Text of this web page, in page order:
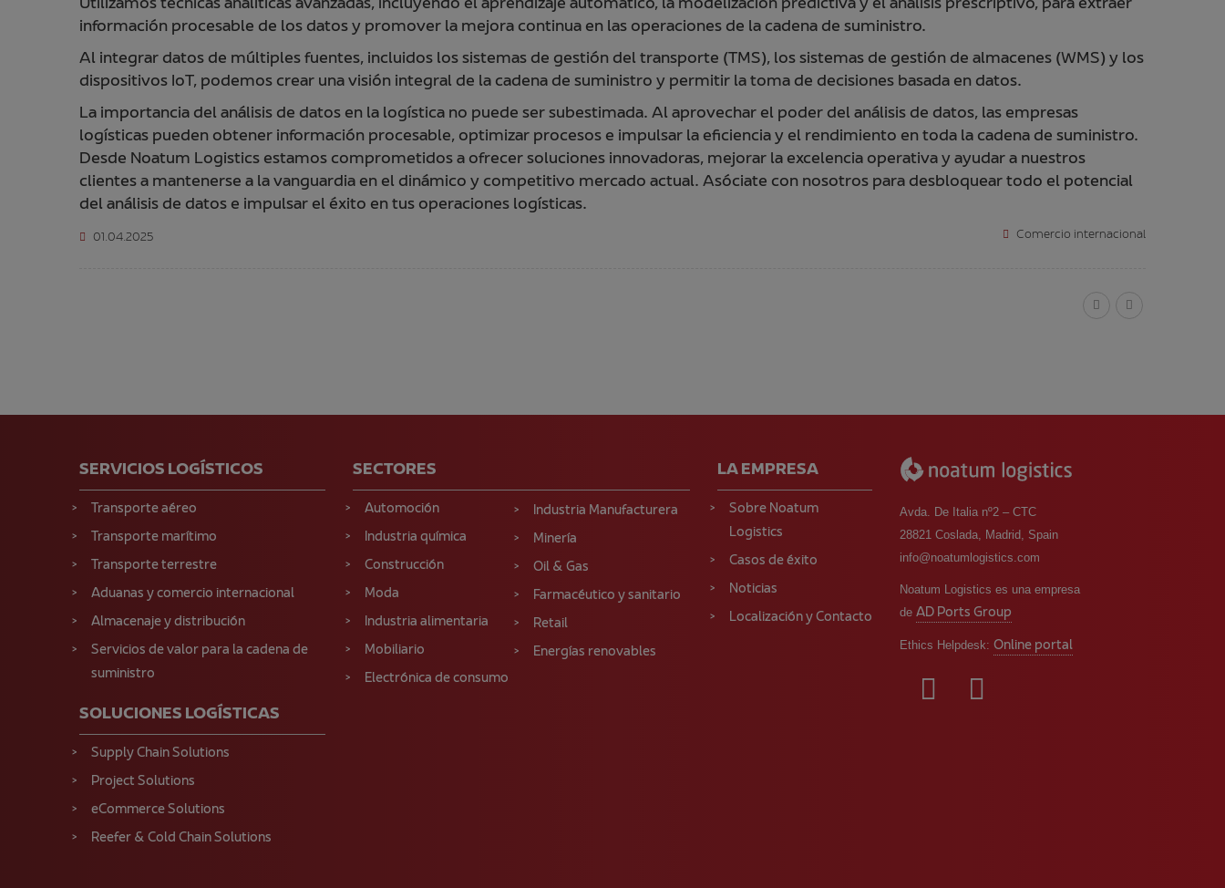
información procesable de los datos y promover la mejora continua en las operaciones de la cadena de suministro.
Al integrar datos de múltiples fuentes, incluidos los sistemas de gestión del transporte (TMS), los sistemas de gestión de almacenes (WMS) y los
dispositivos IoT, podemos crear una visión integral de la cadena de suministro y permitir la toma de decisiones basada en datos.
La importancia del análisis de datos en la logística no puede ser subestimada. Al aprovechar el poder del análisis de datos, las empresas
logísticas pueden obtener información procesable, optimizar procesos e impulsar la eficiencia y el rendimiento en toda la cadena de suministro.
Desde Noatum Logistics estamos comprometidos a ofrecer soluciones innovadoras, mejorar la excelencia operativa y ayudar a nuestros
clientes a mantenerse a la vanguardia en el dinámico y competitivo mercado actual. Asóciate con nosotros para desbloquear todo el potencial
del análisis de datos e impulsar el éxito en tus operaciones logísticas.
01.04.2025 Comercio internacional
SERVICIOS LOGÍSTICOS
Transporte aéreo
Transporte marítimo
Transporte terrestre
Aduanas y comercio internacional
Almacenaje y distribución
Servicios de valor para la cadena de
suministro
SOLUCIONES LOGÍSTICAS
Supply Chain Solutions
Project Solutions
eCommerce Solutions
Reefer & Cold Chain Solutions
SECTORES
Automoción
Industria química
Construcción
Moda
Industria alimentaria
Mobiliario
Electrónica de consumo
Industria Manufacturera
Minería
Oil & Gas
Farmacéutico y sanitario
Retail
Energías renovables
LA EMPRESA
Sobre Noatum
Logistics
Casos de éxito
Noticias
Localización y Contacto
Avda. De Italia nº2 – CTC
28821 Coslada, Madrid, Spain
info@noatumlogistics.com
Noatum Logistics es una empresa
de AD Ports Group
Ethics Helpdesk: Online portal